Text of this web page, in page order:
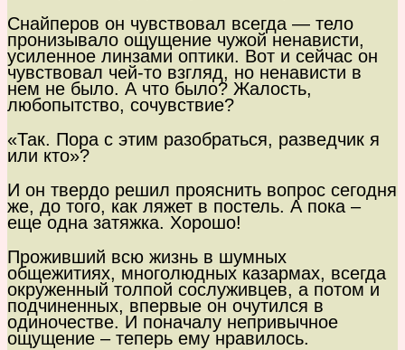
Снайперов он чувствовал всегда — тело
пронизывало ощущение чужой ненависти,
усиленное линзами оптики. Вот и сейчас он
чувствовал чей-то взгляд, но ненависти в
нем не было. А что было? Жалость,
любопытство, сочувствие?
«Так. Пора с этим разобраться, разведчик я
или кто»?
И он твердо решил прояснить вопрос сегодня
же, до того, как ляжет в постель. А пока –
еще одна затяжка. Хорошо!
Проживший всю жизнь в шумных
общежитиях, многолюдных казармах, всегда
окруженный толпой сослуживцев, а потом и
подчиненных, впервые он очутился в
одиночестве. И поначалу непривычное
ощущение – теперь ему нравилось.